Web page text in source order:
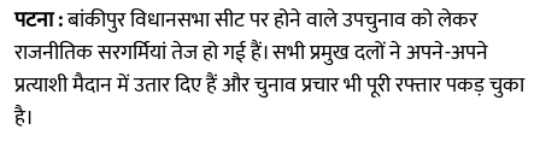
पटना :बांकीपुर विधानसभा सीट पर होने वाले उपचुनाव को लेकर
राजनीतिक सरगर्मियां तेज हो गई हैं। सभी प्रमुख दलों ने अपने-अपने
प्रत्याशी मैदान में उतार दिए हैं और चुनाव प्रचार भी पूरी रफ्तार पकड़ चुका
है।